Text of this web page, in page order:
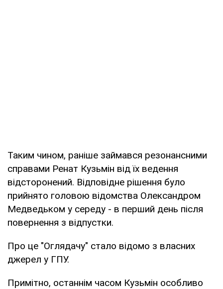
Таким чином, раніше займався резонансними
справами Ренат Кузьмін від їх ведення
відсторонений. Відповідне рішення було
прийнято головою відомства Олександром
Медведьком у середу - в перший день після
повернення з відпустки.
Про це "Оглядачу" стало відомо з власних
джерел у ГПУ.
Примітно, останнім часом Кузьмін особливо